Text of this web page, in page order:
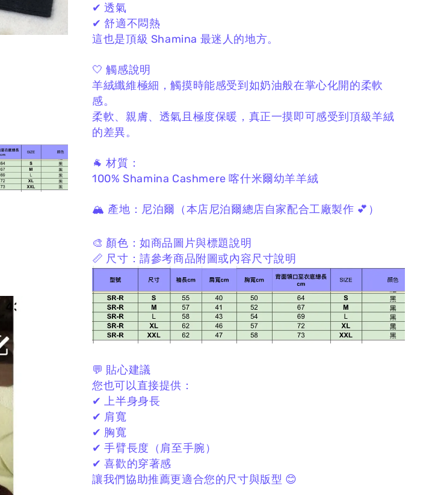
✔ 透氣
✔ 舒適不悶熱
這也是頂級 Shamina 最迷人的地方。
🤍 觸感說明
羊絨纖維極細，觸摸時能感受到如奶油般在掌心化開的柔軟
感。
柔軟、親膚、透氣且極度保暖， 真正一摸即可感受到頂級羊絨
的差異。
🐐 材質：
100% Shamina Cashmere喀什米爾幼羊羊絨
🏔 產地： 尼泊爾 （本店尼泊爾總店自家配合工廠製作 💕）
🎨 顏色：如商品圖片與標題說明
📏 尺寸：請參考商品附圖或內容尺寸說明
💬 貼心建議
您也可以直接提供：
✔ 上半身身長
✔ 肩寬
✔ 胸寬
✔ 手臂長度（肩至手腕）
✔ 喜歡的穿著感
讓我們協助推薦更適合您的尺寸與版型 😊